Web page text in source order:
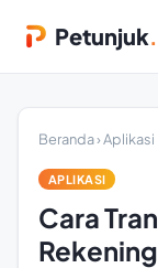
Petunjuk
Beranda›Aplikasi
APLIKASI
Cara